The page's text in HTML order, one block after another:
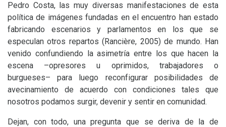
Pedro Costa, las muy diversas manifestaciones de esta
política de imágenes fundadas en el encuentro han estado
fabricando escenarios y parlamentos en los que se
especulan otros repartos (Rancière, 2005) de mundo. Han
venido confundiendo la asimetría entre los que hacen la
escena –opresores u oprimidos, trabajadores o
burgueses– para luego reconfigurar posibilidades de
avecinamiento de acuerdo con condiciones tales que
nosotros podamos surgir, devenir y sentir en comunidad.
Dejan, con todo, una pregunta que se deriva de la de